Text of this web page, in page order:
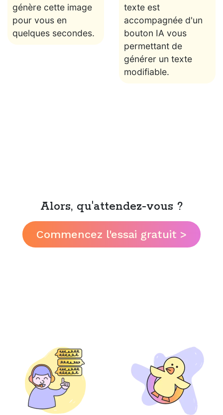
génère cette image
pour vous en
quelques secondes.
texte est
accompagnée d'un
bouton IA vous
permettant de
générer un texte
modifiable.
Alors, qu'attendez-vous ?
Commencez l'essai gratuit >